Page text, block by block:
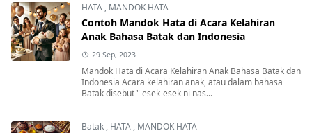
HATA , MANDOK HATA
Contoh Mandok Hata di Acara Kelahiran
Anak Bahasa Batak dan Indonesia
29 Sep, 2023
Mandok Hata di Acara Kelahiran Anak Bahasa Batak dan
Indonesia Acara kelahiran anak, atau dalam bahasa
Batak disebut " esek-esek ni nas...
Batak , HATA , MANDOK HATA